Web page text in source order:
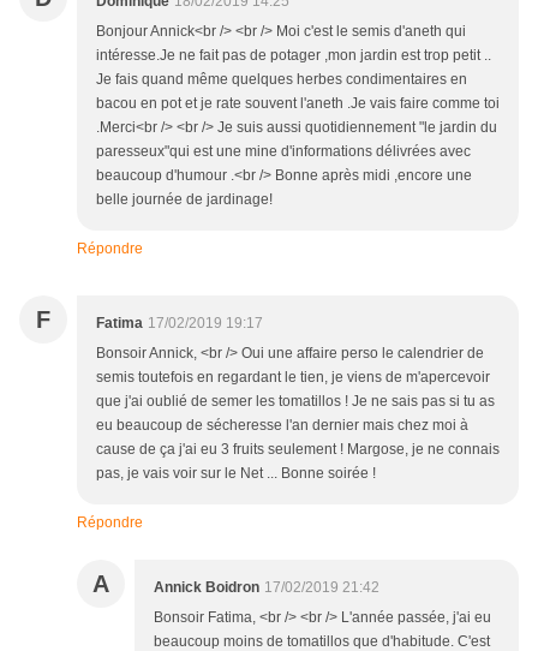
Bonjour Annick<br /> <br /> Moi c'est le semis d'aneth qui
intéresse.Je ne fait pas de potager ,mon jardin est trop petit ..
Je fais quand même quelques herbes condimentaires en
bacou en pot et je rate souvent l'aneth .Je vais faire comme toi
.Merci<br /> <br /> Je suis aussi quotidiennement "le jardin du
paresseux"qui est une mine d'informations délivrées avec
beaucoup d'humour .<br /> Bonne après midi ,encore une
belle journée de jardinage!
Répondre
F Fatima 17/02/2019 19:17
Bonsoir Annick, <br /> Oui une affaire perso le calendrier de
semis toutefois en regardant le tien, je viens de m'apercevoir
que j'ai oublié de semer les tomatillos ! Je ne sais pas si tu as
eu beaucoup de sécheresse l'an dernier mais chez moi à
cause de ça j'ai eu 3 fruits seulement ! Margose, je ne connais
pas, je vais voir sur le Net ... Bonne soirée !
Répondre
A Annick Boidron 17/02/2019 21:42
Bonsoir Fatima, <br /> <br /> L'année passée, j'ai eu
beaucoup moins de tomatillos que d'habitude. C'est